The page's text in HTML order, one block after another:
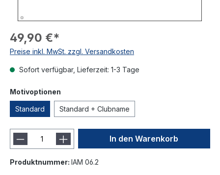
49,90 €*
Preise inkl. MwSt. zzgl. Versandkosten
Sofort verfügbar, Lieferzeit: 1-3 Tage
Motivoptionen
Standard Standard + Clubname
In den Warenkorb
Produktnummer: IAM 06.2